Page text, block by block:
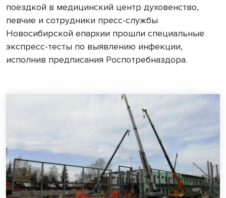
поездкой в медицинский центр духовенство,
певчие и сотрудники пресс-службы
Новосибирской епархии прошли специальные
экспресс-тесты по выявлению инфекции,
исполнив предписания Роспотребназдора.